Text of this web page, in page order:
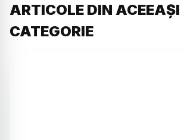
ARTICOLE DIN ACEEAȘI
CATEGORIE